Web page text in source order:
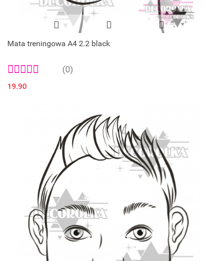
Mata treningowa A4 2.2 black
(0)
19.90